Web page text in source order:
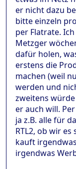
er nicht dazu
bitte einzeln
per Flatrate.
Metzger
dafür holen,
erstens die
machen (weil
werden und
zweitens
er auch will.
ja z.B. alle für
RTL2, ob wir
kauft
irgendwas